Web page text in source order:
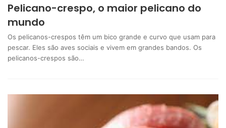
Pelicano-crespo, o maior pelicano do
mundo
Os pelicanos-crespos têm um bico grande e curvo que usam para
pescar. Eles são aves sociais e vivem em grandes bandos. Os
pelicanos-crespos são…